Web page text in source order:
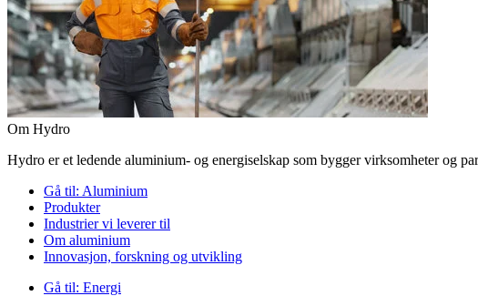
Om Hydro
Hydro er et ledende aluminium- og energiselskap som bygger virksomheter og
Gå til: Aluminium
Produkter
Industrier vi leverer til
Om aluminium
Innovasjon, forskning og utvikling
Gå til: Energi